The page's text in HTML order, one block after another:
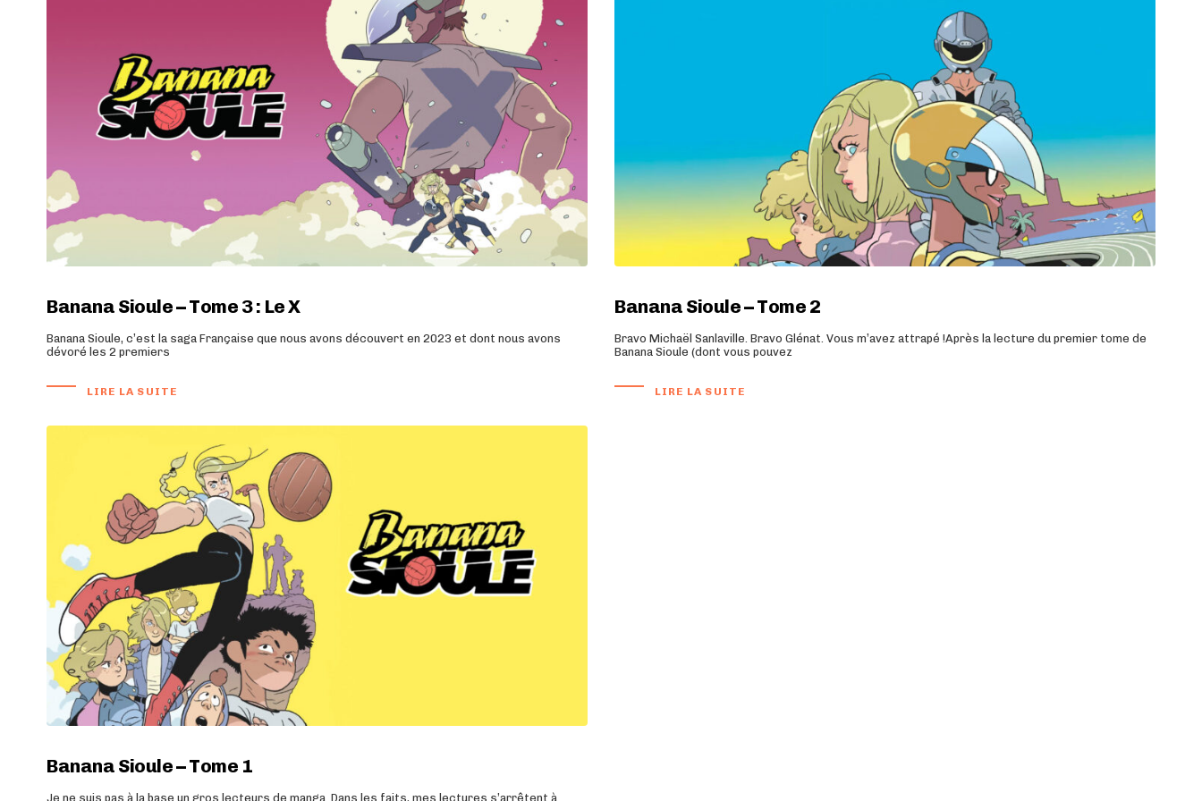
Banana Sioule – Tome 3 : Le X
Banana Sioule, c’est la saga Française que nous avons découvert en 2023 et dont nous avons
dévoré les 2 premiers
LIRE LA SUITE
Banana Sioule – Tome 2
Bravo Michaël Sanlaville. Bravo Glénat. Vous m’avez attrapé !Après la lecture du premier tome de
Banana Sioule (dont vous pouvez
LIRE LA SUITE
Banana Sioule – Tome 1
Je ne suis pas à la base un gros lecteurs de manga. Dans les faits, mes lectures s’arrêtent à